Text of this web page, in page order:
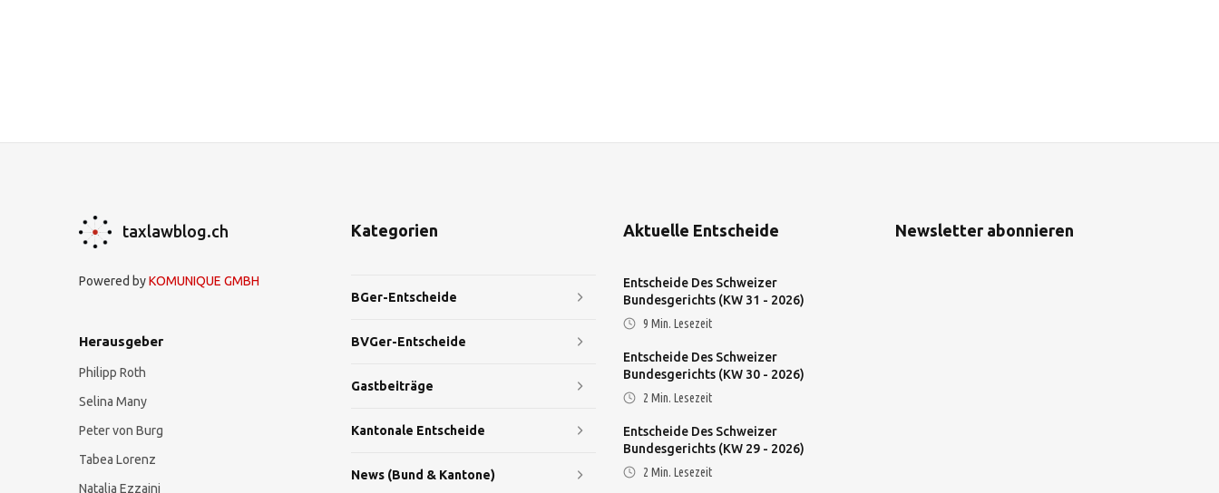
taxlawblog.ch
Powered byKOMUNIQUE GMBH
Herausgeber
Philipp Roth
Selina Many
Peter von Burg
Tabea Lorenz
Natalja Ezzaini
Kategorien
BGer-Entscheide
BVGer-Entscheide
Gastbeiträge
Kantonale Entscheide
News (Bund & Kantone)
Aktuelle Entscheide
Entscheide Des Schweizer
Bundesgerichts (KW 31 - 2026)
9 Min. Lesezeit
Entscheide Des Schweizer
Bundesgerichts (KW 30 - 2026)
2 Min. Lesezeit
Entscheide Des Schweizer
Bundesgerichts (KW 29 - 2026)
2 Min. Lesezeit
Newsletter abonnieren